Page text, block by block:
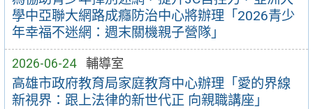
學中亞聯大網路成癮防治中心將辦理「2026青少
年幸福不迷網：週末關機親子營隊」
2026-06-24 輔導室
高雄市政府教育局家庭教育中心辦理「愛的界線
新視界：跟上法律的新世代正 向親職講座」